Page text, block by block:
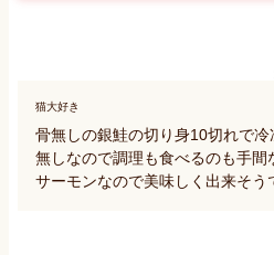
猫大好き
骨無しの銀鮭の切り身10切れで
無しなので調理も食べるのも手間
サーモンなので美味しく出来そう